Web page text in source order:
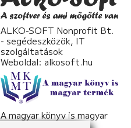
ALKO-SOFT Nonprofit Bt.
- segédeszközök, IT
szolgáltatások
Weboldal: alkosoft.hu
A magyar könyv is magyar
termék